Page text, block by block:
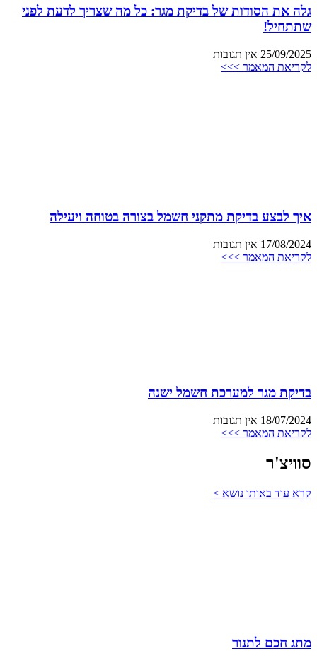
גלה את הסודות של בדיקת מגר: כל מה שצריך לדעת לפני
שתתחיל!
25/09/2025 אין תגובות
לקריאת המאמר >>>
איך לבצע בדיקת מתקני חשמל בצורה בטוחה ויעילה
17/08/2024 אין תגובות
לקריאת המאמר >>>
בדיקת מגר למערכת חשמל ישנה
18/07/2024 אין תגובות
לקריאת המאמר >>>
סוויצ'ר
קרא עוד באותו נושא >
מתג חכם לתנור